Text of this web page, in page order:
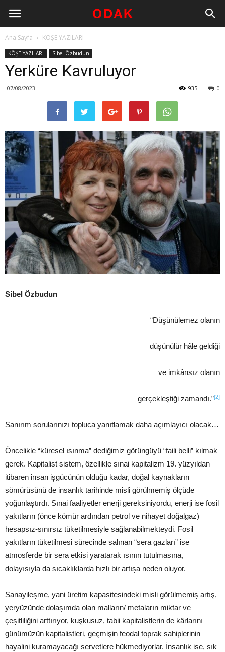
Ana Sayfa KÖŞE YAZILARI
KÖŞE YAZILARI Sibel Özbudun
Yerküre Kavruluyor
07/08/2023 0
935
Sibel Özbudun
“Düşünülemez olanın
düşünülür hâle geldiği
ve imkânsız olanın
gerçekleştiği zamandı.”[2]
Sanırım sorularınızı topluca yanıtlamak daha açımlayıcı olacak…
Öncelikle “küresel ısınma” dediğimiz görüngüyü “faili belli” kılmak
gerek. Kapitalist sistem, özellikle sınai kapitalizm 19. yüzyıldan
itibaren insan işgücünün olduğu kadar, doğal kaynakların
sömürüsünü de insanlık tarihinde misli görülmemiş ölçüde
yoğunlaştırdı. Sınai faaliyetler enerji gereksiniyordu, enerji ise fosil
yakıtların (önce kömür ardından petrol ve nihayet doğalgaz)
hesapsız-sınırsız tüketilmesiyle sağlanabilmekteydi. Fosil
yakıtların tüketilmesi sürecinde salınan “sera gazları” ise
atmosferde bir sera etkisi yaratarak ısının tutulmasına,
dolayısıyla da sıcaklıklarda hızlı bir artışa neden oluyor.
Sanayileşme, yani üretim kapasitesindeki misli görülmemiş artış,
yeryüzünde dolaşımda olan malların/ metaların miktar ve
çeşitliliğini arttırıyor, kuşkusuz, tabii kapitalistlerin de kârlarını –
günümüzün kapitalistleri, geçmişin feodal toprak sahiplerinin
hayalini kuramayacağı servetlere hükmediyorlar. İnsanlık ise, sık